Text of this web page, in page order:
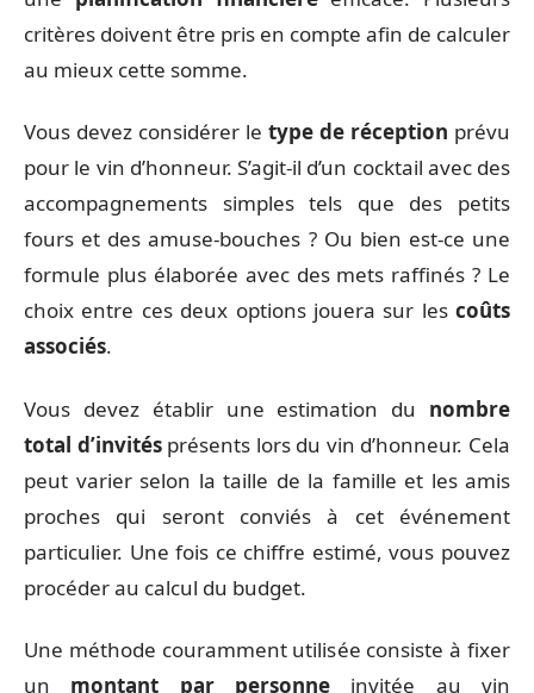
critères doivent être pris en compte afin de calculer
au mieux cette somme.
Vous devez considérer le type de réception prévu
pour le vin d’honneur. S’agit-il d’un cocktail avec des
accompagnements simples tels que des petits
fours et des amuse-bouches ? Ou bien est-ce une
formule plus élaborée avec des mets raffinés ? Le
choix entre ces deux options jouera sur les coûts
associés.
Vous devez établir une estimation du nombre
total d’invitésprésents lors du vin d’honneur. Cela
peut varier selon la taille de la famille et les amis
proches qui seront conviés à cet événement
particulier. Une fois ce chiffre estimé, vous pouvez
procéder au calcul du budget.
Une méthode couramment utilisée consiste à fixer
un montant par personne invitée au vin